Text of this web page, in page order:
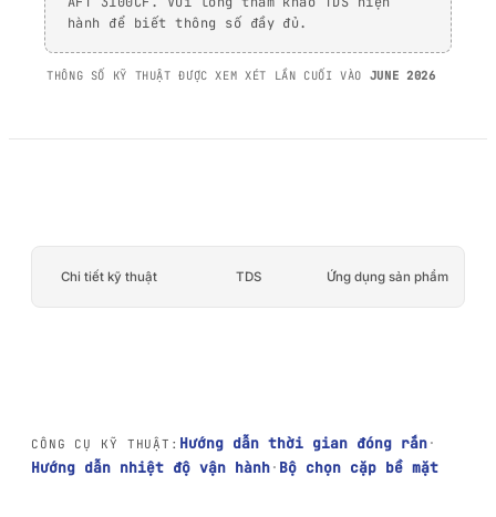
Băng keo bọt acrylic
AFT 2064WF
Băng keo bọt acrylic
sợi thủy tinh
hành để biết thông số đầy đủ.
THÔNG SỐ KỸ THUẬT ĐƯỢC XEM XÉT LẦN CUỐI VÀO JUNE 2026
Chi tiết kỹ thuật TDS Ứng dụng sản phẩm
CÔNG CỤ KỸ THUẬT: Hướng dẫn thời gian đóng rắn·
Hướng dẫn nhiệt độ vận hành· Bộ chọn cặp bề mặt